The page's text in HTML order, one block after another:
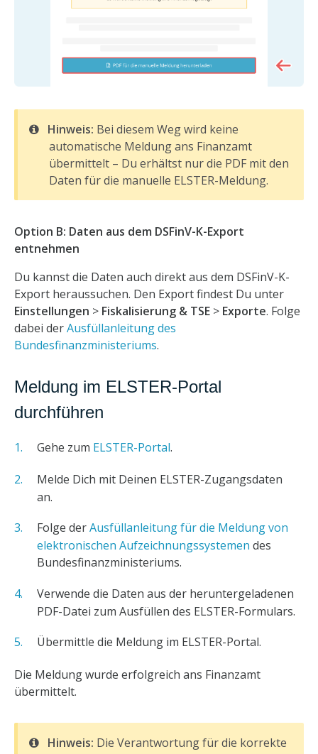
Hinweis: Bei diesem Weg wird keine
automatische Meldung ans Finanzamt
übermittelt – Du erhältst nur die PDF mit den
Daten für die manuelle ELSTER-Meldung.
Option B: Daten aus dem DSFinV-K-Export
entnehmen
Du kannst die Daten auch direkt aus dem DSFinV-K-
Export heraussuchen. Den Export findest Du unter
Einstellungen > Fiskalisierung & TSE > Exporte. Folge
dabei derAusfüllanleitung des
Bundesfinanzministeriums.
Meldung im ELSTER-Portal
durchführen
Gehe zum ELSTER-Portal.
Melde Dich mit Deinen ELSTER-Zugangsdaten
an.
Folge derAusfüllanleitung für die Meldung von
elektronischen Aufzeichnungssystemen des
Bundesfinanzministeriums.
Verwende die Daten aus der heruntergeladenen
PDF-Datei zum Ausfüllen des ELSTER-Formulars.
Übermittle die Meldung im ELSTER-Portal.
Die Meldung wurde erfolgreich ans Finanzamt
übermittelt.
Hinweis: Die Verantwortung für die korrekte